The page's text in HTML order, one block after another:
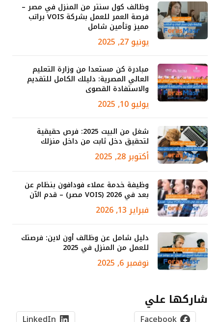
وظائف كول سنتر من المنزل في مصر –
فرصة العمر للعمل بشركة VOIS براتب
مميز وتأمين شامل
يونيو 27, 2025
مبادرة كن مستعدا من وزارة التعليم
العالي المصرية: دليلك الكامل للتقديم
والاستفادة القصوى
يوليو 10, 2025
شغل من البيت 2025: فرص حقيقية
لتحقيق دخل ثابت من داخل منزلك
أكتوبر 28, 2025
وظيفة خدمة عملاء فودافون بنظام عن
بعد في 2026 (VOIS مصر) – قدم الآن
فبراير 13, 2026
دليل شامل عن وظائف أون لاين: فرصتك
للعمل من المنزل في 2025
نوفمبر 6, 2025
شاركها علي